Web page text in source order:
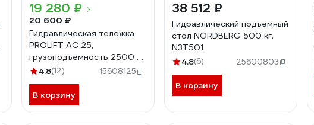
19 280 ₽
20 600 ₽
Гидравлическая тележка
PROLIFT AC 25,
грузоподъемность 2500 кг,
колеса полиуретан, вилы
4.8(12) 15608125
В корзину
38 512 ₽
Гидравлический подъемный
стол NORDBERG 500 кг,
N3T501
4.8(6) 25600803
В корзину